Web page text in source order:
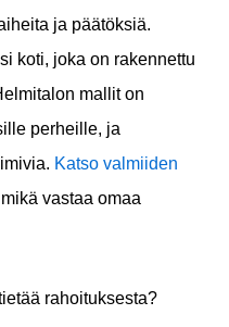
ja päätöksiä.
koti, joka on rakennettu
mallit on
perheille, ja
Katso valmiiden
vastaa omaa
rahoituksesta?